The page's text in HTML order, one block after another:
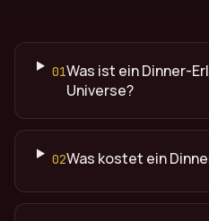
01Was ist ein Dinner-
Universe?
02Was kostet ein